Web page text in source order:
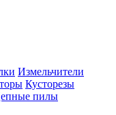
Измельчители
Кусторезы
пилы